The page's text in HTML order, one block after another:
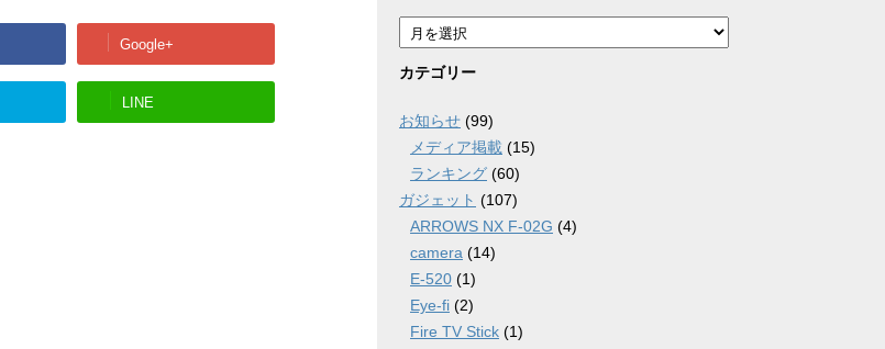
Google+
LINE
ア
ー
カ
ブ
カテゴリー
お知らせ (99)
メディア掲載 (15)
ランキング (60)
ガジェット (107)
ARROWS NX F-02G (4)
camera (14)
E-520 (1)
Eye-fi (2)
Fire TV Stick (1)